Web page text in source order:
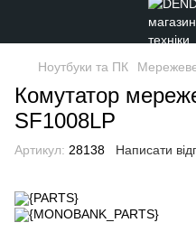
Ноутбуки та ПК
Комутатор
SF1008LP
Артикул: 28138 Написати